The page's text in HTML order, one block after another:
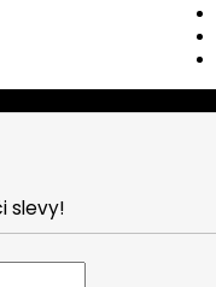
slevy!